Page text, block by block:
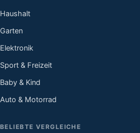
Haushalt
Garten
Elektronik
Sport & Freizeit
Baby & Kind
Auto & Motorrad
BELIEBTE VERGLEICHE